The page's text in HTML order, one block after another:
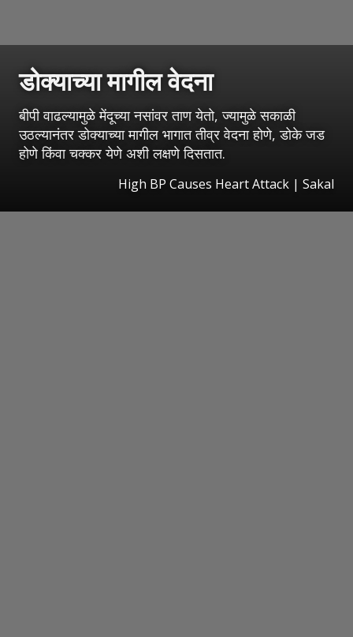
डोक्याच्या मागील वेदना
बीपी वाढल्यामुळे मेंदूच्या नसांवर ताण येतो, ज्यामुळे सकाळी
उठल्यानंतर डोक्याच्या मागील भागात तीव्र वेदना होणे, डोके जड
होणे किंवा चक्कर येणे अशी लक्षणे दिसतात.
High BP Causes Heart Attack | Sakal